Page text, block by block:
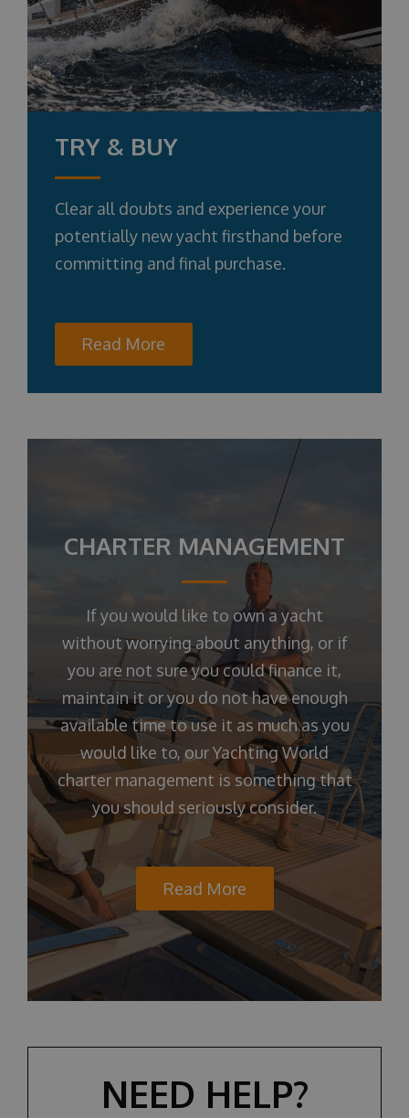
TRY & BUY
Clear all doubts and experience your
potentially new yacht firsthand before
committing and final purchase.
Read More
CHARTER MANAGEMENT
If you would like to own a yacht
without worrying about anything, or if
you are not sure you could finance it,
maintain it or you do not have enough
available time to use it as much as you
would like to, our Yachting World
charter management is something that
you should seriously consider.
Read More
NEED HELP?